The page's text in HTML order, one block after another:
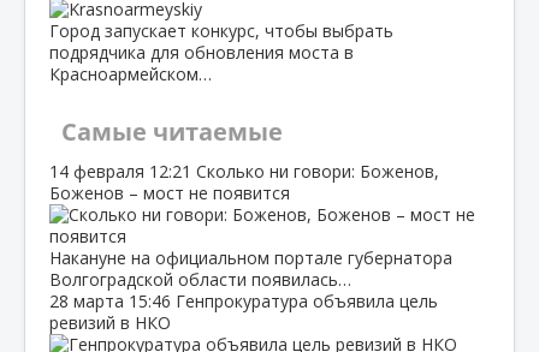
Город запускает конкурс, чтобы выбрать
подрядчика для обновления моста в
Красноармейском…
Самые читаемые
14 февраля 12:21 Сколько ни говори: Боженов,
Боженов – мост не появится
Накануне на официальном портале губернатора
Волгоградской области появилась…
28 марта 15:46 Генпрокуратура объявила цель
ревизий в НКО